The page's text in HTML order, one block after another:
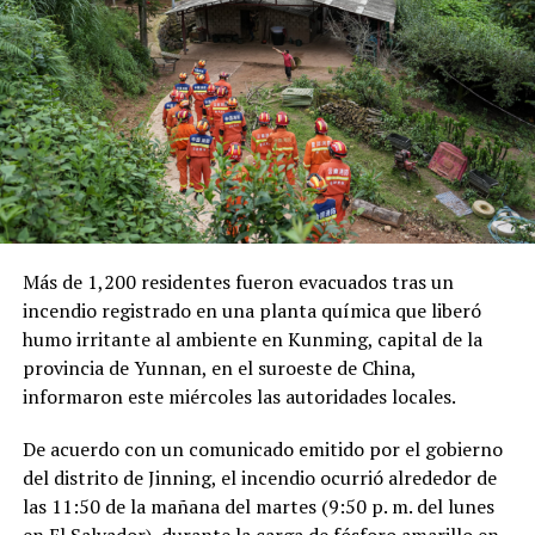
RELATED TOPICS: MÈXICO SECUESTRADOR
TIJUANA
TURISTA POLACO
UP NEXT
Precios de los combustibles se mantendrán sin
variaciones del 13 al 26 de mayo
DON'T MISS
El Salvador suma 10 días sin homicidios en mayo, según
cifras de la PNC
combustible provocó pérdidas cercanas a los 530
millones de dólares para Pemex al cierre del segundo
trimestre, cifra que representa un incremento del 20 %
en comparación con el mismo período de 2025.
Como antecedente, recordaron que una toma
clandestina en un ducto de Pemex provocó una
explosión en 2019, en el estado de Hidalgo, dejando un
saldo de 137 personas fallecidas.
Comparte esto:
Facebook X
Más de 1,200 residentes fueron evacuados tras un
incendio registrado en una planta química que liberó
humo irritante al ambiente en Kunming, capital de la
provincia de Yunnan, en el suroeste de China,
informaron este miércoles las autoridades locales.
De acuerdo con un comunicado emitido por el gobierno
del distrito de Jinning, el incendio ocurrió alrededor de
las 11:50 de la mañana del martes (9:50 p. m. del lunes